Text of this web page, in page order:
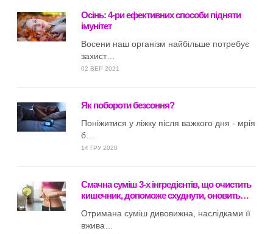
Осінь: 4-ри ефективних способи підняти
імунітет
Восени наш організм найбільше потребує
захист…
02 ВЕР 2021
Як побороти безсоння?
Поніжитися у ліжку після важкого дня - мрія
б…
14 ГРУ 2020
Смачна суміш 3-х інгредієнтів, що очистить
кишечник, допоможе схуднути, оновить…
Отримана суміш дивовижна, наслідками її
вжива…